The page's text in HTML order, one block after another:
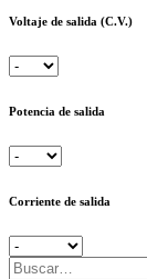
Voltaje de salida (C.V.)
Potencia de salida
Corriente de salida